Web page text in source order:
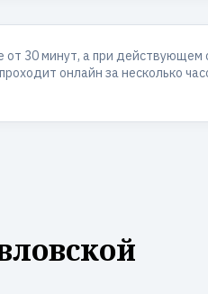
30 минут, а при действующем
онлайн за несколько